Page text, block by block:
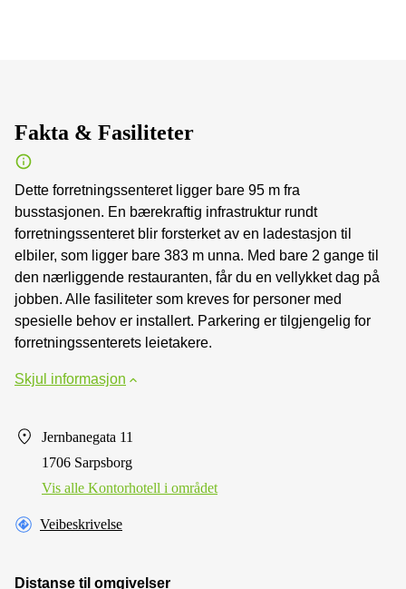
Fakta & Fasiliteter
Dette forretningssenteret ligger bare 95 m fra
busstasjonen. En bærekraftig infrastruktur rundt
forretningssenteret blir forsterket av en ladestasjon til
elbiler, som ligger bare 383 m unna. Med bare 2 gange til
den nærliggende restauranten, får du en vellykket dag på
jobben. Alle fasiliteter som kreves for personer med
spesielle behov er installert. Parkering er tilgjengelig for
forretningssenterets leietakere.
Skjul informasjon
Jernbanegata 11
1706 Sarpsborg
Vis alle Kontorhotell i området
Veibeskrivelse
Distanse til omgivelser